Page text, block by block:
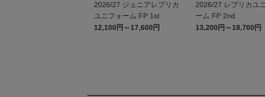
2026/27 ジュニアレプリカ
ユニフォーム FP 1st
12,100円～17,600円
2026/27 レプリカユニフォ
ーム FP 2nd
13,200円～18,700円